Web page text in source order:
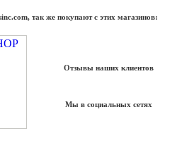
так же покупают с этих магазинов:
Отзывы наших клиентов
Мы в социальных сетях